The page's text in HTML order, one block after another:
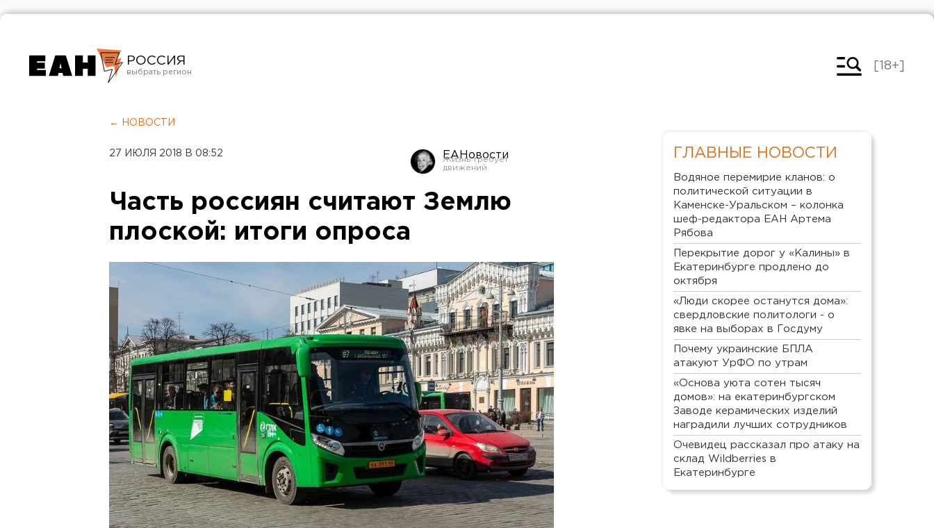
РОССИЯ
Челябинск
[18+]
← НОВОСТИ
27 ИЮЛЯ 2018 В 08:52 ЕАНовости
Часть россиян считают Землю
плоской: итоги опроса
ГЛАВНЫЕ НОВОСТИ
Водяное перемирие кланов: о
политической ситуации в
Каменске-Уральском – колонка
шеф-редактора ЕАН Артема
Рябова
Перекрытие дорог у «Калины» в
Екатеринбурге продлено до
октября
«Люди скорее останутся дома»:
свердловские политологи - о
явке на выборах в Госдуму
Почему украинские БПЛА
атакуют УрФО по утрам
«Основа уюта сотен тысяч
домов»: на екатеринбургском
Заводе керамических изделий
наградили лучших сотрудников
Очевидец рассказал про атаку на
склад Wildberries в
Екатеринбурге